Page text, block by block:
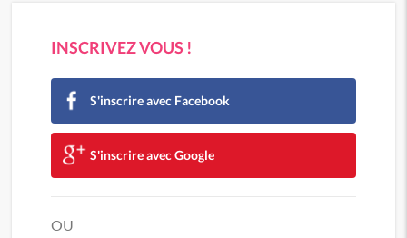
INSCRIVEZ VOUS !
S'inscrire avec Facebook
S'inscrire avec Google
OU